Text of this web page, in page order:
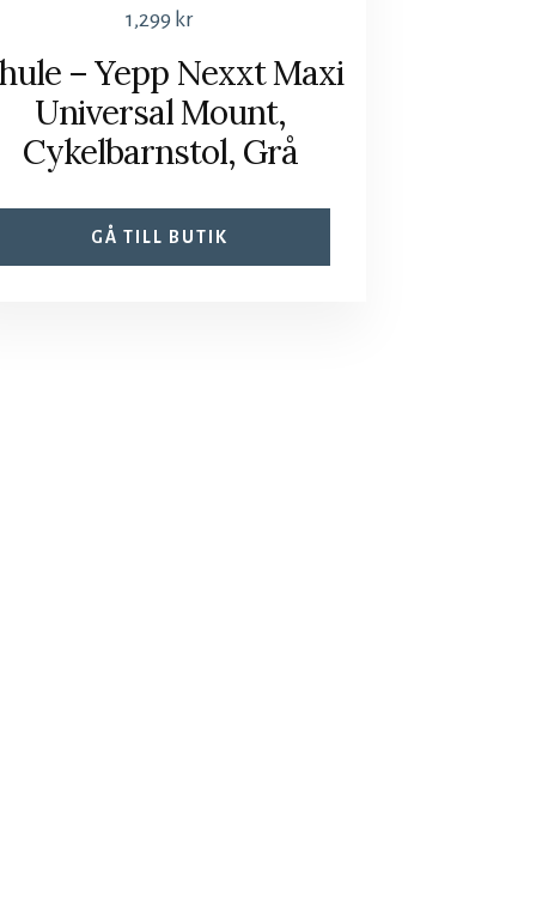
1,299 kr
– Yepp Nexxt Maxi
Universal Mount,
Cykelbarnstol, Grå
GÅ TILL BUTIK